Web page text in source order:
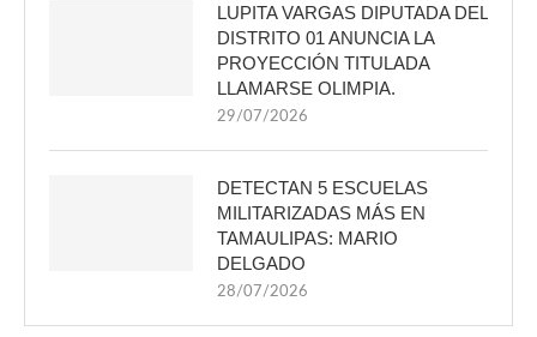
LUPITA VARGAS DIPUTADA DEL
DISTRITO 01 ANUNCIA LA
PROYECCIÓN TITULADA
LLAMARSE OLIMPIA.
29/07/2026
DETECTAN 5 ESCUELAS
MILITARIZADAS MÁS EN
TAMAULIPAS: MARIO
DELGADO
28/07/2026